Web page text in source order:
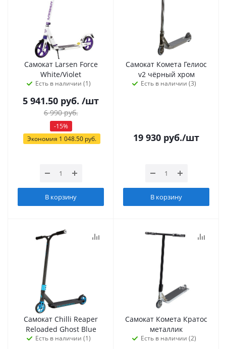
Самокат Larsen Force
White/Violet
Есть в наличии (1)
5 941.50 руб. /шт
6 990руб.
-15%
Экономия 1 048.50руб.
В корзину
Самокат Комета Гелиос
v2 чёрный хром
Есть в наличии (3)
19 930 руб./шт
В корзину
Самокат Chilli Reaper
Reloaded Ghost Blue
Есть в наличии (1)
Самокат Комета Кратос
металлик
Есть в наличии (2)